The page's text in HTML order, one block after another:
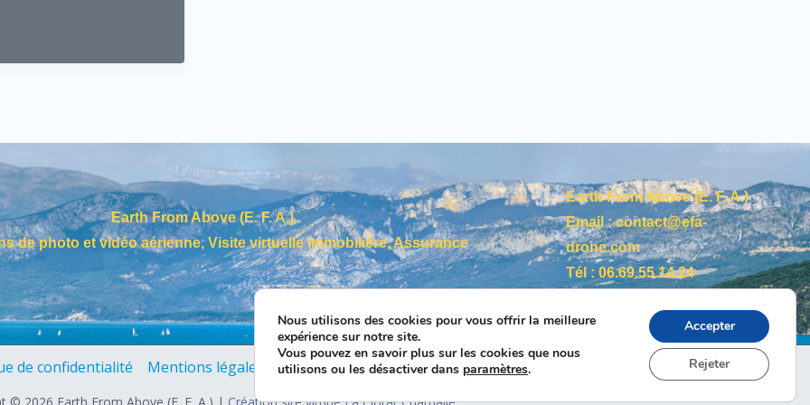
Earth From Above (E. F. A.)
de photo et vidéo aérienne, Visite virtuelle immobilière, Assurance
Earth From Above (E. F. A.)
Email :contact@efa-
drone.com
Tél : 06.69.55.14.24
de confidentialité Mentions légales Politique de cookies (EU) Contact
© 2026 Earth From Above (E. F. A.) | Création site vitrine La Ciotat Cnathalie
Nous utilisons des cookies pour vous offrir la meilleure
expérience sur notre site.
Vous pouvez en savoir plus sur les cookies que nous
utilisons ou les désactiver dans paramètres.
Accepter
Rejeter